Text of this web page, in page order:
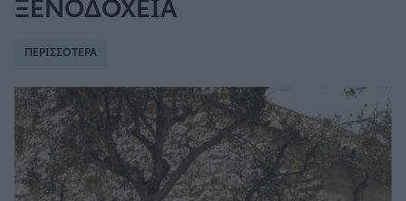
ΞΕΝΟΔΟΧΕΙΑ
ΠΕΡΙΣΣΟΤΕΡΑ